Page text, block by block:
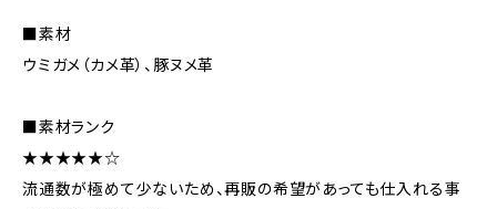
■素材
ウミガメ（カメ革）、豚ヌメ革
■素材ランク
★★★★★☆
流通数が極めて少ないため、再販の希望があっても仕入れる事